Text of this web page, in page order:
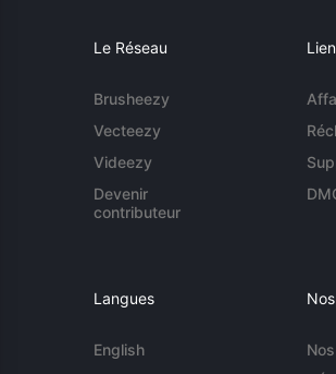
Le Réseau
Brusheezy
Vecteezy
Videezy
Devenir
contributeur
Langues
English